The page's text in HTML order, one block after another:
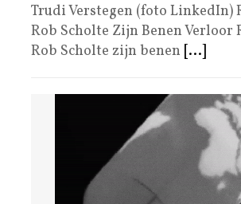
Trudi Verstegen (foto LinkedIn)
Rob Scholte Zijn Benen Verloor
Rob Scholte zijn benen [...]